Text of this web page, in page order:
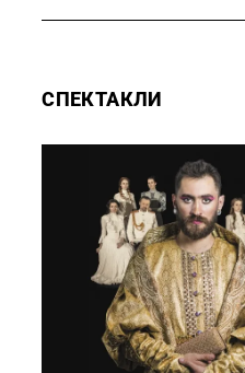
СПЕКТАКЛИ